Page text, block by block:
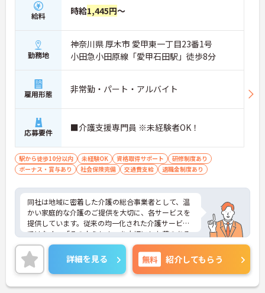
給料 時給1,445円～
勤務地
神奈川県 厚木市 愛甲東一丁目23番1号
小田急小田原線「愛甲石田駅」徒歩8分
雇用形態 非常勤・パート・アルバイト
応募要件 ■介護支援専門員 ※未経験者OK！
駅から徒歩10分以内 未経験OK 資格取得サポート
研修制度あり
ボーナス・賞与あり
社会保険完備 交通費支給 退職金制度あり
同社は地域に密着した介護の総合事業者として、温
かい家庭的な介護のご提供を大切に、各サービスを
提供しています。従来の均一化された介護サービス
ではなく、「その人らしさ」を大切にした夢のある
暮らしを楽しんでいただくため、音楽療法士による
ミモザ楽団コンサート、「生涯現役塾」や「“奏”快
体操」といったオリジナルプログラム、ドイツ式リ
ハビリ機器やヒューマノイドロボットの導入等、
様々な取り組みも行っています。
詳細を見る 無料 紹介してもらう